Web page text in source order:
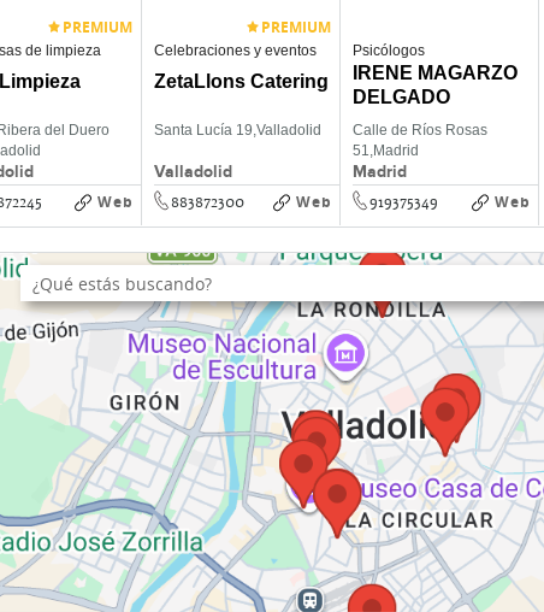
PREMIUM
de limpieza
del Duero
Web
PREMIUM
Celebraciones y eventos
ZetaLlons Catering
Valladolid
Santa Lucía 19,Valladolid
883872300 Web
Psicólogos
IRENE MAGARZO
DELGADO
Madrid
Calle de Ríos Rosas
51,Madrid
919375349 Web